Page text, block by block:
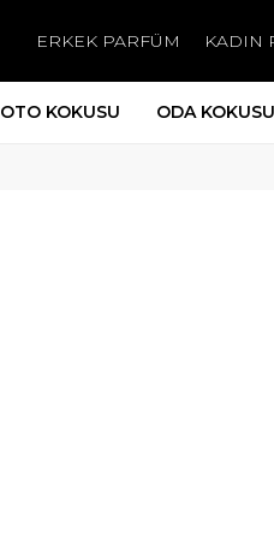
ERKEK PARFÜM KADIN
OTO KOKUSU ODA KOKUSU